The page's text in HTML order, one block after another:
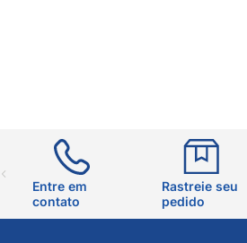
Entre em
contato
Rastreie seu
pedido